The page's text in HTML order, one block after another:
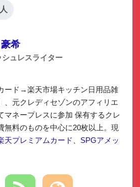
希
シュレスライター
ード→楽天市場キッチン日用品雑
、元クレディセゾンのアフィリエ
マネープレスに参加 保有するクレ
無料のものを中心に20枚以上。現
天プレミアムカード
SPGアメッ